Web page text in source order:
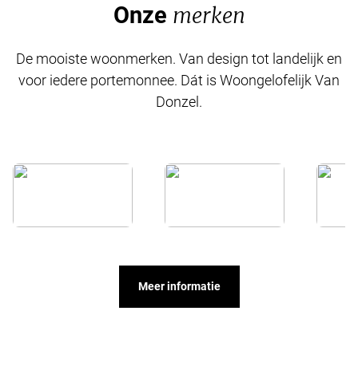
Onze merken
De mooiste woonmerken. Van design tot landelijk en
voor iedere portemonnee. Dát is Woongelofelijk Van
Donzel.
Meer informatie